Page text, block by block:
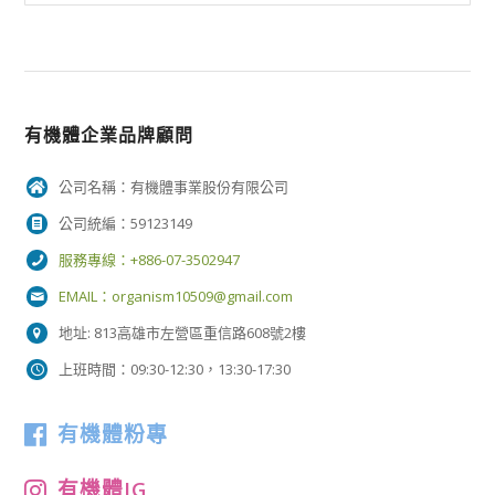
有機體企業品牌顧問
公司名稱：有機體事業股份有限公司
公司統編：59123149
服務專線：+886-07-3502947
EMAIL： organism10509@gmail.com
地址: 813高雄市左營區重信路608號2樓
上班時間：09:30-12:30，13:30-17:30
有機體粉專
有機體IG